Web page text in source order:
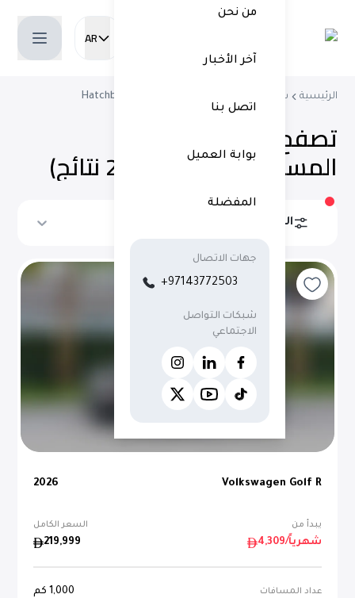
AR
Current language:
من نحن
آخر الأخبار
اتصل بنا
بوابة العميل
المفضلة
جهات الاتصال
+97143772503
شبكات التواصل
الاجتماعي
الرئيسية شراء سيارات مستعملة
تصفح جميع السيارات
المستعملةفي دبي 21 نتائج )
الفلاتر
Volkswagen Golf R
2026
يبدأ من السعر الكامل
4,309 /شهرياً 219,999
عداد المسافات 1,000 كم